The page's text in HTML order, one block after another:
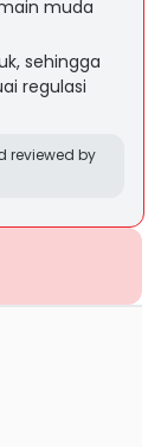
muda
sehingga
regulasi
reviewed by